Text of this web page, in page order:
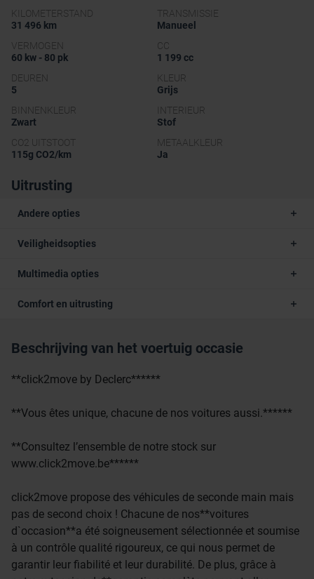
KILOMETERSTAND
31 496 km
TRANSMISSIE
Manueel
VERMOGEN
60 kw - 80 pk
CC
1 199 cc
DEUREN
5
KLEUR
Grijs
BINNENKLEUR
Zwart
INTERIEUR
Stof
CO2 UITSTOOT
115g CO2/km
METAALKLEUR
Ja
Uitrusting
Andere opties
Veiligheidsopties
Multimedia opties
Comfort en uitrusting
Beschrijving van het voertuig occasie
**click2move by Declerc******
**Vous êtes unique, chacune de nos voitures aussi.******
**Consultez l’ensemble de notre stock sur
www.click2move.be******
click2move propose des véhicules de seconde main mais
pas de second choix ! Chacune de nos**voitures
d`occasion**a été soigneusement sélectionnée et soumise
à un contrôle qualité rigoureux, ce qui nous permet de
garantir leur fiabilité et leur durabilité. De plus, grâce à